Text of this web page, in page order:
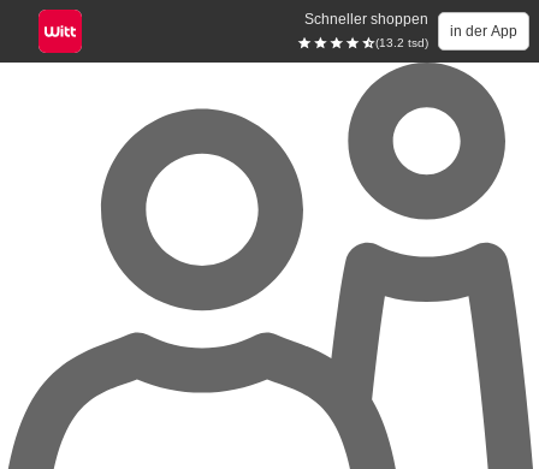
Schneller shoppen
(13.2 tsd)
in der App